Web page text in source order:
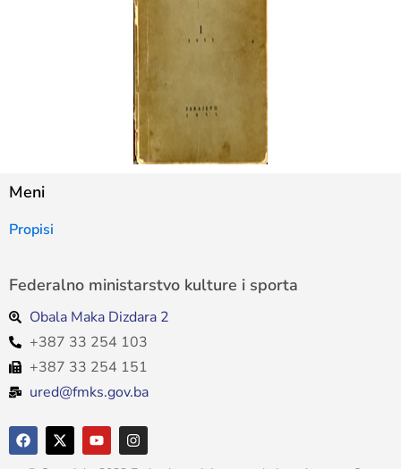
Meni
Propisi
Federalno ministarstvo kulture i sporta
Obala Maka Dizdara 2
+387 33 254 103
+387 33 254 151
ured@fmks.gov.ba